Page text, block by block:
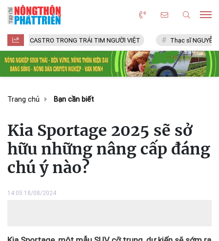
TRONG TRÁI TIM NGƯỜI VIỆT Thạc sĩ NGUYỄN VĂN CHÍ
Trang chủ Bạn cần biết
Kia Sportage 2025 sẽ sở
hữu những nâng cấp đáng
chú ý nào?
14:05 18/08/2024